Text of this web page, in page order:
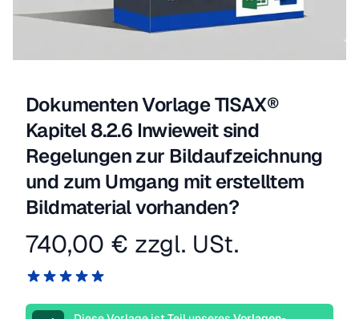
Dokumenten Vorlage TISAX®
Kapitel 8.2.6 Inwieweit sind
Regelungen zur Bildaufzeichnung
und zum Umgang mit erstelltem
Bildmaterial vorhanden?
Produktinformation
740,00 € zzgl. USt.
Reviews
5 von 5 Sternen
Beschreibung